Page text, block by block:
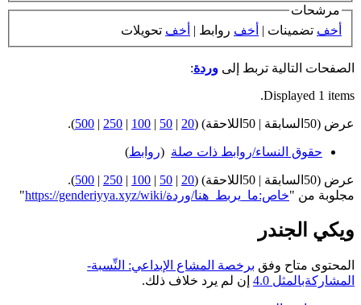
مرشحات
أخف تضمينات | أخف روابط | أخف تحويلات
الصفحات التالية تربط إلى وردة:
Displayed 1 items.
عرض (50السابقة | 50اللاحقة) ( 20
|
50
|
100
|
250
|
500
).
حقوق النساء/روابط ذات صلة (روابط)
عرض (50السابقة | 50اللاحقة) ( 20
|
50
|
100
|
250
|
500
).
مجلوبة من "https://genderiyya.xyz/wiki/خاص:ما_يربط_هنا/وردة "
ويكي الجندر
المحتوى متاح وفق برخصة المشاع الإبداعي: النِّسبة-
المشاركةبالمثل 4.0
إن لم يرد خلاف ذلك.